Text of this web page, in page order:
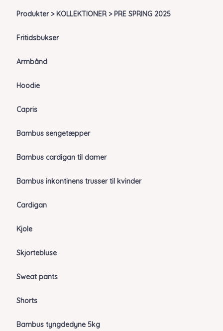
Produkter > KOLLEKTIONER > PRE SPRING 2025
Fritidsbukser
Armbånd
Hoodie
Capris
Bambus sengetæpper
Bambus cardigan til damer
Bambus inkontinens trusser til kvinder
Cardigan
Kjole
Skjortebluse
Sweat pants
Shorts
Bambus tyngdedyne 5kg